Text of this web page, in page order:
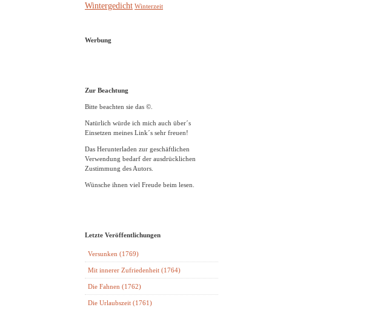
Wintergedicht Winterzeit
Werbung
Zur Beachtung
Bitte beachten sie das ©.
Natürlich würde ich mich auch über´s
Einsetzen meines Link´s sehr freuen!
Das Herunterladen zur geschäftlichen
Verwendung bedarf der ausdrücklichen
Zustimmung des Autors.
Wünsche ihnen viel Freude beim lesen.
Letzte Veröffentlichungen
Versunken (1769)
Mit innerer Zufriedenheit (1764)
Die Fahnen (1762)
Die Urlaubszeit (1761)